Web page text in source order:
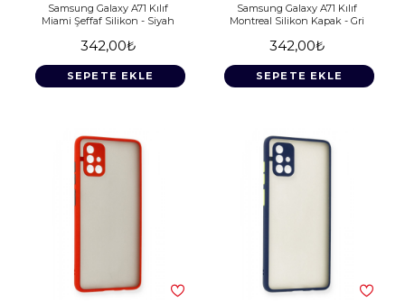
Samsung Galaxy A71 Kılıf
Miami Şeffaf Silikon - Siyah
342,00₺
SEPETE EKLE
Samsung Galaxy A71 Kılıf
Montreal Silikon Kapak - Gri
342,00₺
SEPETE EKLE